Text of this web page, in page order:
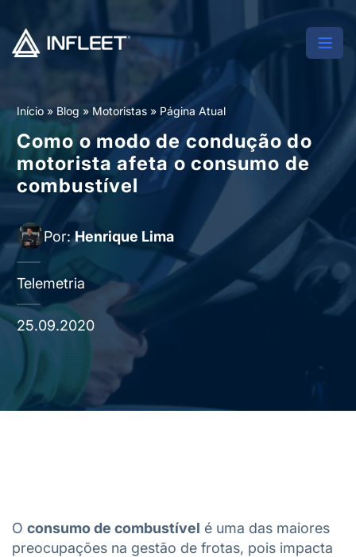
Início » Blog » Motoristas » Página Atual
Como o modo de condução do
motorista afeta o consumo de
combustível
Por:Henrique Lima
Telemetria
25.09.2020
O consumo de combustível é uma das maiores
preocupações na gestão de frotas, pois impacta